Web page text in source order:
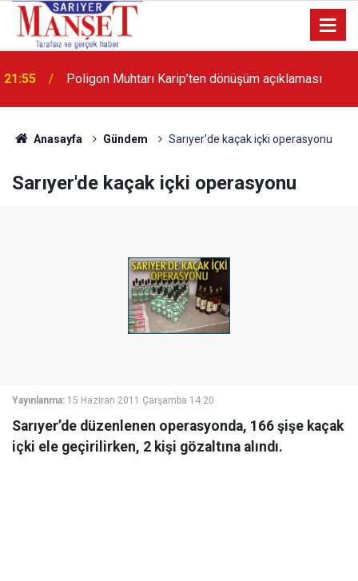
13:36 'Poligon'da İstanbul'a örnek proje gerçekleştirilecek'
Anasayfa Gündem Sarıyer'de kaçak içki operasyonu
Sarıyer'de kaçak içki operasyonu
Yayınlanma: 15 Haziran 2011 Çarşamba 14:20
Sarıyer’de düzenlenen operasyonda, 166 şişe kaçak
içki ele geçirilirken, 2 kişi gözaltına alındı.